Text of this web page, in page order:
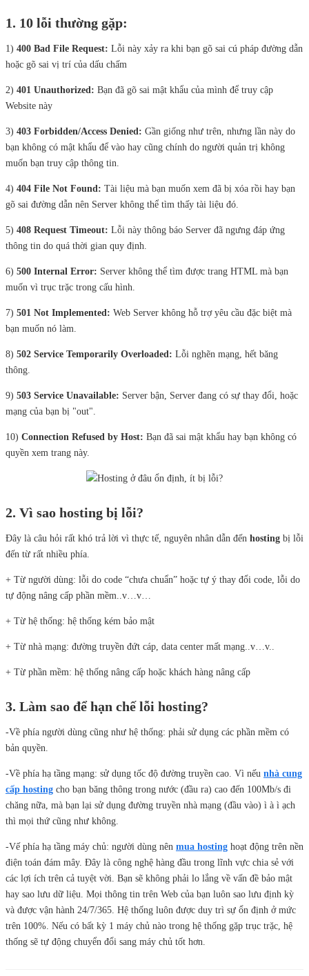
1. 10 lỗi thường gặp:
1) 400 Bad File Request: Lỗi này xảy ra khi bạn gõ sai cú pháp đường dẫn
hoặc gõ sai vị trí của dấu chấm
2) 401 Unauthorized: Bạn đã gõ sai mật khẩu của mình để truy cập
Website này
3) 403 Forbidden/Access Denied: Gần giống như trên, nhưng lần này do
bạn không có mật khẩu để vào hay cũng chính do người quản trị không
muốn bạn truy cập thông tin.
4) 404 File Not Found: Tài liệu mà bạn muốn xem đã bị xóa rồi hay bạn
gõ sai đường dẫn nên Server không thể tìm thấy tài liệu đó.
5) 408 Request Timeout: Lỗi này thông báo Server đã ngưng đáp ứng
thông tin do quá thời gian quy định.
6) 500 Internal Error: Server không thể tìm được trang HTML mà bạn
muốn vì trục trặc trong cấu hình.
7) 501 Not Implemented: Web Server không hỗ trợ yêu cầu đặc biệt mà
bạn muốn nó làm.
8) 502 Service Temporarily Overloaded: Lỗi nghẽn mạng, hết băng
thông.
9) 503 Service Unavailable: Server bận, Server đang có sự thay đổi, hoặc
mạng của bạn bị "out".
10) Connection Refused by Host: Bạn đã sai mật khẩu hay bạn không có
quyền xem trang này.
2. Vì sao hosting bị lỗi?
Đây là câu hỏi rất khó trả lời vì thực tế, nguyên nhân dẫn đến hosting bị lỗi
đến từ rất nhiều phía.
+ Từ người dùng: lỗi do code “chưa chuẩn” hoặc tự ý thay đổi code, lỗi do
tự động nâng cấp phần mềm..v…v…
+ Từ hệ thống: hệ thống kém bảo mật
+ Từ nhà mạng: đường truyền đứt cáp, data center mất mạng..v…v..
+ Từ phần mềm: hệ thống nâng cấp hoặc khách hàng nâng cấp
3. Làm sao để hạn chế lỗi hosting?
-Về phía người dùng cũng như hệ thống: phải sử dụng các phần mềm có
bản quyền.
-Về phía hạ tầng mạng: sử dụng tốc độ đường truyền cao. Vì nếu nhà cung
cấp hosting cho bạn băng thông trong nước (đầu ra) cao đến 100Mb/s đi
chăng nữa, mà bạn lại sử dụng đường truyền nhà mạng (đầu vào) ì à ì ạch
thì mọi thứ cũng như không.
-Vế phía hạ tầng máy chủ: người dùng nên mua hosting hoạt động trên nền
điện toán đám mây. Đây là công nghệ hàng đầu trong lĩnh vực chia sẻ với
các lợi ích trên cả tuyệt vời. Bạn sẽ không phải lo lắng về vấn đề bảo mật
hay sao lưu dữ liệu. Mọi thông tin trên Web của bạn luôn sao lưu định kỳ
và được vận hành 24/7/365. Hệ thống luôn được duy trì sự ổn định ở mức
trên 100%. Nếu có bất kỳ 1 máy chủ nào trong hệ thống gặp trục trặc, hệ
thống sẽ tự động chuyển đổi sang máy chủ tốt hơn.